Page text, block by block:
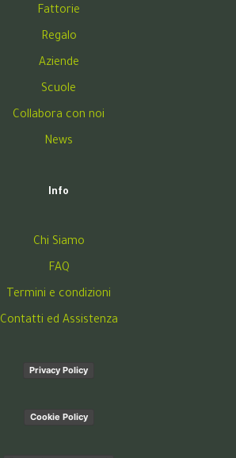
Fattorie
Regalo
Aziende
Scuole
Collabora con noi
News
Info
Chi Siamo
FAQ
Termini e condizioni
Contatti ed Assistenza
Privacy Policy
Cookie Policy